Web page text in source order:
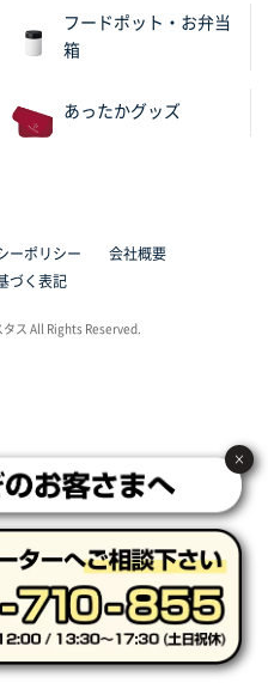
ズ
たから
イズ1000枚
フードポット・お弁当
箱
あったかグッズ
ーポリシー
会社概要
づく表記
ス All Rights Reserved.
×